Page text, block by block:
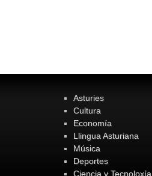
Asturies
Cultura
Economía
Llingua Asturiana
Música
Deportes
Ciencia y Tecnoloxía